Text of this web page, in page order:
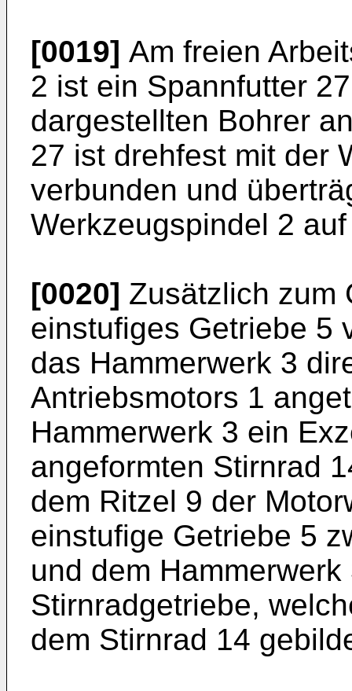
[0019] Am freien
2 ist ein Spannfutter
dargestellten Bohrer
27 ist drehfest mit der
verbunden und
Werkzeugspindel 2
[0020] Zusätzlich zum
einstufiges Getriebe 5
das Hammerwerk 3
Antriebsmotors 1
Hammerwerk 3 ein
angeformten Stirnrad
dem Ritzel 9 der
einstufige Getriebe 5
und dem
Stirnradgetriebe,
dem Stirnrad 14